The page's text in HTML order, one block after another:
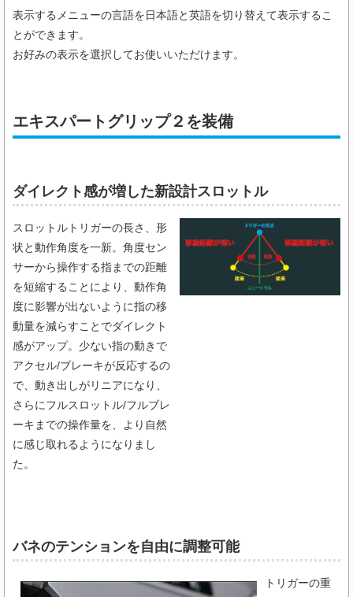
表示するメニューの言語を日本語と英語を切り替えて表示するこ
とができます。
お好みの表示を選択してお使いいただけます。
エキスパートグリップ２を装備
ダイレクト感が増した新設計スロットル​
スロットルトリガーの長さ、形
状と動作角度を一新。角度セン
サーから操作する指までの距離
を短縮することにより、動作角
度に影響が出ないように指の移
動量を減らすことでダイレクト
感がアップ。少ない指の動きで
アクセル/ブレーキが反応するの
で、動き出しがリニアになり、
さらにフルスロットル/フルブレ
ーキまでの操作量を、より自然
に感じ取れるようになりまし
た。
バネのテンションを自由に調整可能
トリガーの重